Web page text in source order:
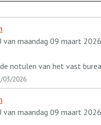
van maandag 09 maart
notulen van het vast
03/2026
van maandag 09 maart